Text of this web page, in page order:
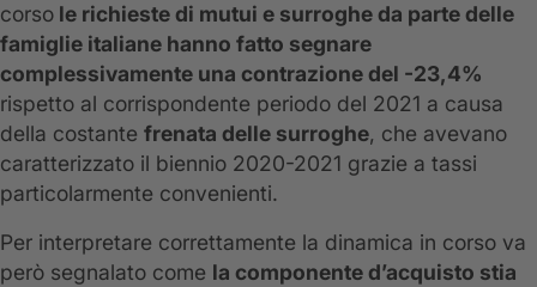
corso le richieste di mutui e surroghe da parte delle
famiglie italiane hanno fatto segnare
complessivamente una contrazione del -23,4%
rispetto al corrispondente periodo del 2021 a causa
della costante frenata delle surroghe, che avevano
caratterizzato il biennio 2020-2021 grazie a tassi
particolarmente convenienti.
Per interpretare correttamente la dinamica in corso va
però segnalato come la componente d’acquisto stia